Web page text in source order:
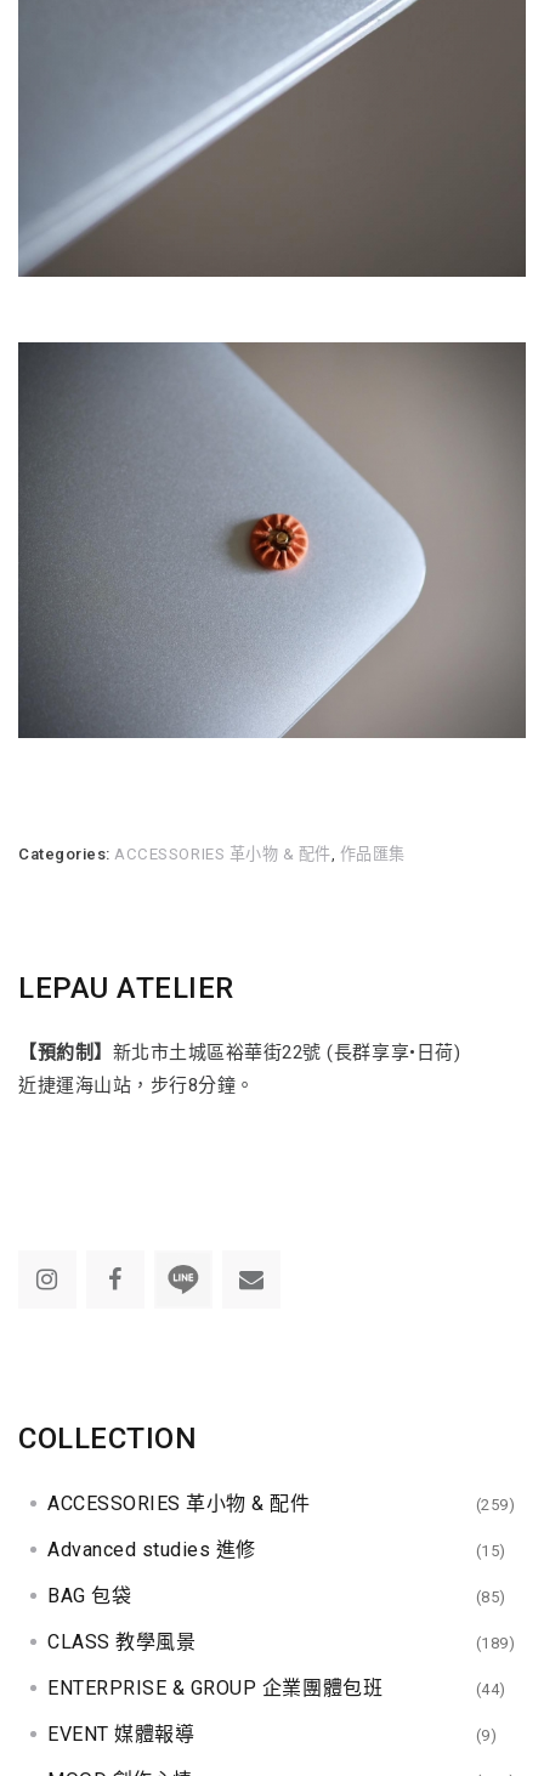
Categories:ACCESSORIES 革小物 & 配件, 作品匯集
LEPAU ATELIER
【預約制】 新北市土城區裕華街22號 (長群享享•日荷)
近捷運海山站，步行8分鐘。
COLLECTION
ACCESSORIES 革小物 & 配件 (259)
Advanced studies 進修 (15)
BAG 包袋 (85)
CLASS 教學風景 (189)
ENTERPRISE & GROUP 企業團體包班 (44)
EVENT 媒體報導 (9)